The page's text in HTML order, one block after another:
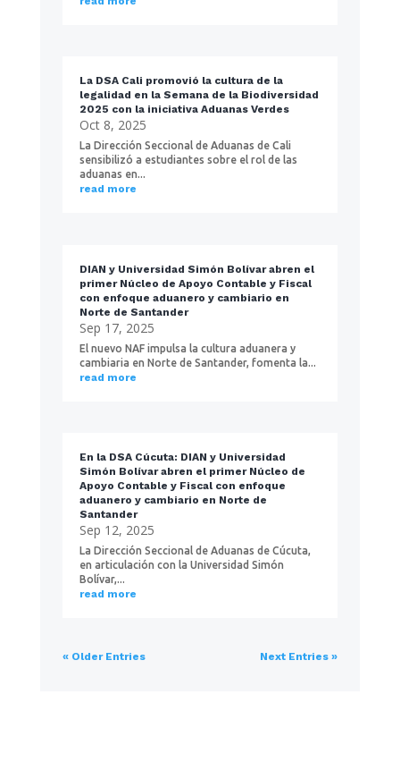
La DSA Cali promovió la cultura de la
legalidad en la Semana de la Biodiversidad
2025 con la iniciativa Aduanas Verdes
Oct 8, 2025
La Dirección Seccional de Aduanas de Cali
sensibilizó a estudiantes sobre el rol de las
aduanas en...
read more
DIAN y Universidad Simón Bolívar abren el
primer Núcleo de Apoyo Contable y Fiscal
con enfoque aduanero y cambiario en
Norte de Santander
Sep 17, 2025
El nuevo NAF impulsa la cultura aduanera y
cambiaria en Norte de Santander, fomenta la...
read more
En la DSA Cúcuta: DIAN y Universidad
Simón Bolívar abren el primer Núcleo de
Apoyo Contable y Fiscal con enfoque
aduanero y cambiario en Norte de
Santander
Sep 12, 2025
La Dirección Seccional de Aduanas de Cúcuta,
en articulación con la Universidad Simón
Bolívar,...
read more
« Older Entries Next Entries »